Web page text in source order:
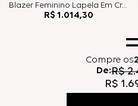
Blazer Feminino Lapela Em Crepe - Vanilla
R$ 1 .014,30
Compre os2
De:R$ 2.
R$ 1 .